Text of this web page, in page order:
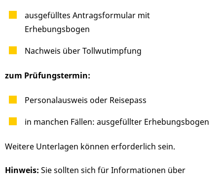
ausgefülltes Antragsformular mit
Erhebungsbogen
Nachweis über Tollwutimpfung
zum Prüfungstermin:
Personalausweis oder Reisepass
in manchen Fällen: ausgefüllter Erhebungsbogen
Weitere Unterlagen können erforderlich sein.
Hinweis: Sie sollten sich für Informationen über